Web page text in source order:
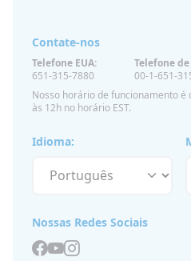
Idioma:
Contate-nos
Telefone EUA:
651-315-7880
Telefone
00-1-651-
Nosso horário de funcionamento é
às 12h no horário EST.
Nossas Redes Sociais